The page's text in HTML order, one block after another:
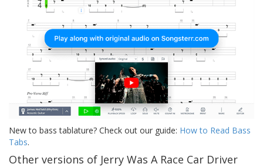
New to bass tablature? Check out our guide: How to Read Bass
Tabs.
Other versions of Jerry Was A Race Car Driver